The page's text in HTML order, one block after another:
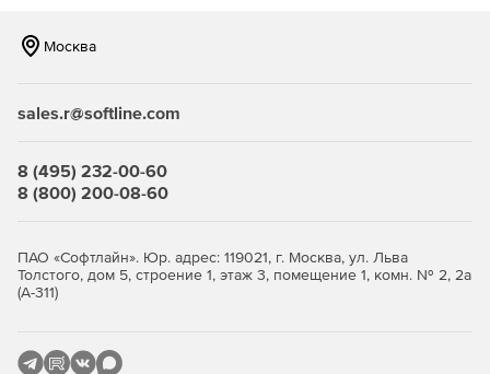
защита от вирусов‑шифровальщиков на базе ИИ,
протокол BSP), парольная защита резервных копий и
Эффективное использование ресурсов и снижение
сеть и хранилища. Гибкие фильтры позволяют
исключать ненужные данные на уровне дисков, папок
эффективность.
Москва
sales.r@softline.com
8 (495) 232-00-60
8 (800) 200-08-60
ПАО «Софтлайн». Юр. адрес: 119021, г. Москва, ул. Льва
Толстого, дом 5, строение 1, этаж 3, помещение 1, комн. № 2, 2а
(А-311)